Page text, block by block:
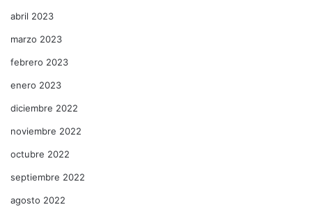
abril 2023
marzo 2023
febrero 2023
enero 2023
diciembre 2022
noviembre 2022
octubre 2022
septiembre 2022
agosto 2022